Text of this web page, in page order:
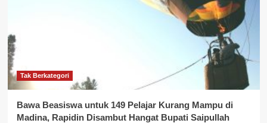
Tak Berkategori
Bawa Beasiswa untuk 149 Pelajar Kurang Mampu di
Madina, Rapidin Disambut Hangat Bupati Saipullah